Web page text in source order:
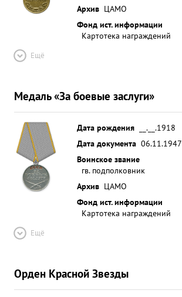
Архив ЦАМО
Фонд ист. информации
Картотека награждений
Ещё
Медаль «За боевые заслуги»
Дата рождения
__.__.1918
Дата документа 06.11.1947
Воинское звание
гв. подполковник
Архив ЦАМО
Фонд ист. информации
Картотека награждений
Ещё
Орден Красной Звезды